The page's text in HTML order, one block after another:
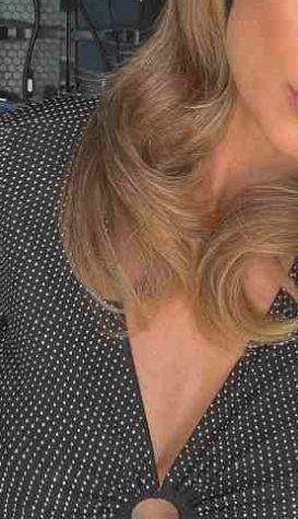
I WANT IN
I've read and accept thePrivacy Policy
Muhammad